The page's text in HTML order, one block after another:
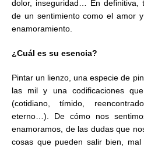
dolor, inseguridad… En definitiva,
de un sentimiento como el amor
enamoramiento.
¿Cuál es su esencia?
Pintar un lienzo, una especie de
las mil y una codificaciones
(cotidiano, tímido,
eterno…). De cómo nos
enamoramos, de las dudas que
cosas que pueden salir bien,